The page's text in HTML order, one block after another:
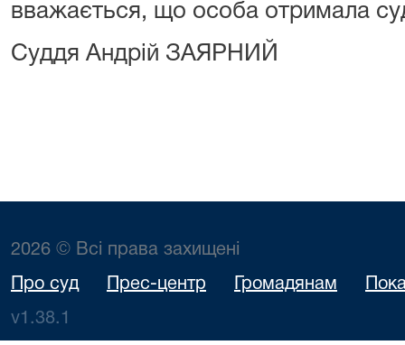
вважається, що особа отримала
Суддя Андрій ЗАЯРНИЙ
2026 © Всі права захищені
Про суд Прес-центр Громадянам
v1.38.1